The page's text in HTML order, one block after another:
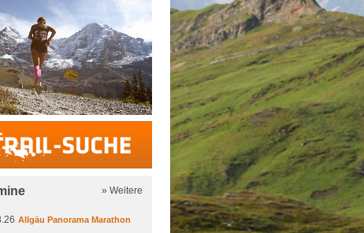
Trail-Suche
» Weitere
Allgäu Panorama Marathon